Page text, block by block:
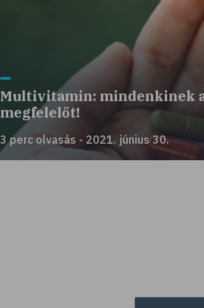
Multivitamin: mindenkinek
megfelelőt!
3 perc olvasás - 2021. június 30.